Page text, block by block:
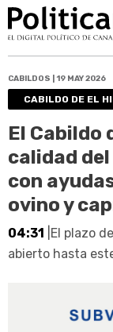
CABILDOS | 19 MAY 2026
CABILDO DE EL
El Cabildo
calidad
con
ovino y
04:31 |El plazo
abierto hasta